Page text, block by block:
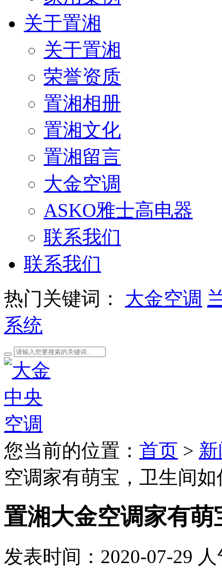
关于置湘
关于置湘
荣誉资质
置湘相册
置湘文化
置湘留言
大金空调
ASKO雅士高电器
联系我们
联系我们
热门关键词：
大金空调
系统
您当前的位置： 首页 >
空调家有萌宝，卫生间
置湘大金空调家有
发表时间： 2020-07-29